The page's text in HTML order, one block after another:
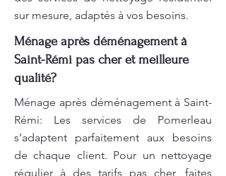
sur mesure, adaptés à vos besoins.
Ménage après déménagement à
Saint-Rémi pas cher et meilleure
qualité?
Ménage après déménagement à Saint-
Rémi: Les services de Pomerleau
s’adaptent parfaitement aux besoins
de chaque client. Pour un nettoyage
régulier à des tarifs pas cher, faites